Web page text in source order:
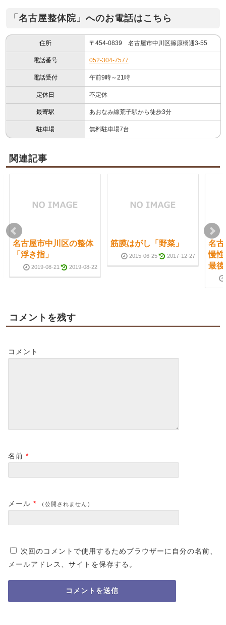
「名古屋整体院」へのお電話はこちら
住所 〒454-0839 名古屋市中川区篠原橋通3-55
電話番号 052-304-7577
電話受付 午前9時～21時
定休日 不定休
最寄駅 あおなみ線荒子駅から徒歩3分
駐車場 無料駐車場7台
関連記事
名古屋市中川区の整体
「浮き指」
2019-08-21 2019-08-22
筋膜はがし「野菜」
2015-06-25 2017-12-27
名
慢
最
コメントを残す
コメント
名前 *
メール * （公開されません）
次回のコメントで使用するためブラウザーに自分の名前、
メールアドレス、サイトを保存する。